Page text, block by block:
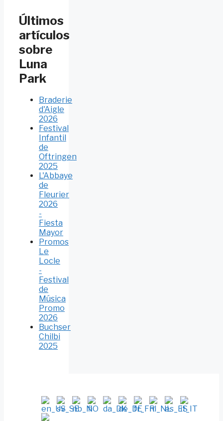
Últimos
artículos
sobre
Luna
Park
Braderie
d'Aigle
2026
Festival
Infantil
de
Oftringen
2025
L'Abbaye
de
Fleurier
2026
-
Fiesta
Mayor
Promos
Le
Locle
-
Festival
de
Música
Promo
2026
Buchser
Chilbi
2025